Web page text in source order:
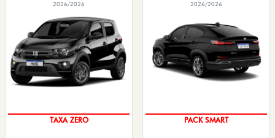
2026/2026
TAXA ZERO
2026/2026
PACK SMART